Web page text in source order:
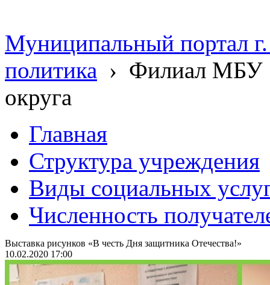
Муниципальный портал
политика › Филиал МБУ
округа
Главная
Структура учреждения
Виды социальных
Численность
Выставка рисунков «В честь Дня защитника Отечества!»
10.02.2020 17:00